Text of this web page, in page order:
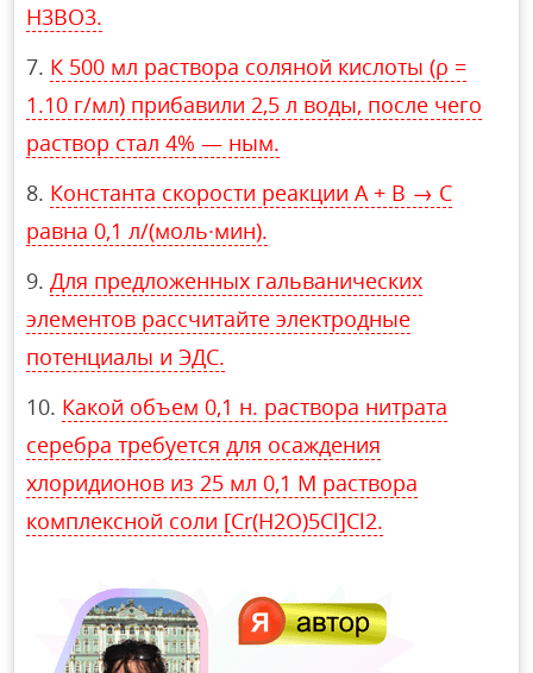
H3BO3.
К 500 мл раствора соляной кислоты (ρ =
1.10 г/мл) прибавили 2,5 л воды, после чего
раствор стал 4% — ным.
Константа скорости реакции А + B → C
равна 0,1 л/(моль∙мин).
Для предложенных гальванических
элементов рассчитайте электродные
потенциалы и ЭДС.
Какой объем 0,1 н. раствора нитрата
серебра требуется для осаждения
хлоридионов из 25 мл 0,1 М раствора
комплексной соли [Cr(H2O)5Cl]Cl2.